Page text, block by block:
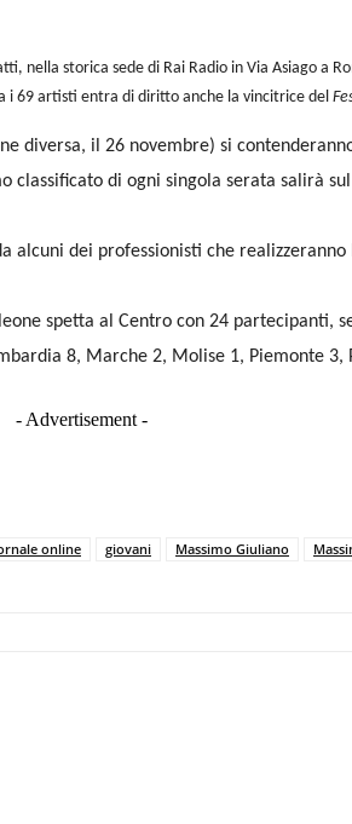
nella storica sede di Rai Radio in Via Asiago a
i 69 artisti entra di diritto anche la vincitrice del
diversa, il 26 novembre) si
di ogni singola serata salirà sul
alcuni dei professionisti che realizzeranno
spetta al Centro con 24 partecipanti,
8, Marche 2, Molise 1, Piemonte 3,
- Advertisement -
online giovani Massimo Giuliano